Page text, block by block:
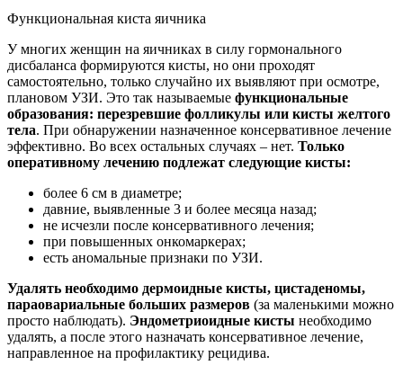
Функциональная киста яичника
У многих женщин на яичниках в силу гормонального
дисбаланса формируются кисты, но они проходят
самостоятельно, только случайно их выявляют при осмотре,
плановом УЗИ. Это так называемые функциональные
образования: перезревшие фолликулы или кисты желтого
тела. При обнаружении назначенное консервативное лечение
эффективно. Во всех остальных случаях – нет. Только
оперативному лечению подлежат следующие кисты:
более 6 см в диаметре;
давние, выявленные 3 и более месяца назад;
не исчезли после консервативного лечения;
при повышенных онкомаркерах;
есть аномальные признаки по УЗИ.
Удалять необходимо дермоидные кисты, цистаденомы,
параовариальные больших размеров (за маленькими можно
просто наблюдать). Эндометриоидные кисты необходимо
удалять, а после этого назначать консервативное лечение,
направленное на профилактику рецидива.